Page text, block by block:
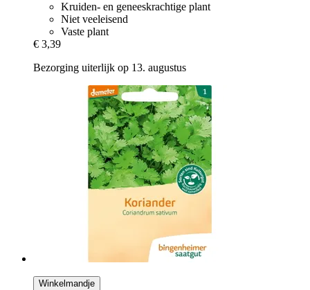
Kruiden- en geneeskrachtige plant
Niet veeleisend
Vaste plant
€ 3,39
Bezorging uiterlijk op 13. augustus
Winkelmandje